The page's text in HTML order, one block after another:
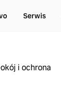
Serwis
i ochrona